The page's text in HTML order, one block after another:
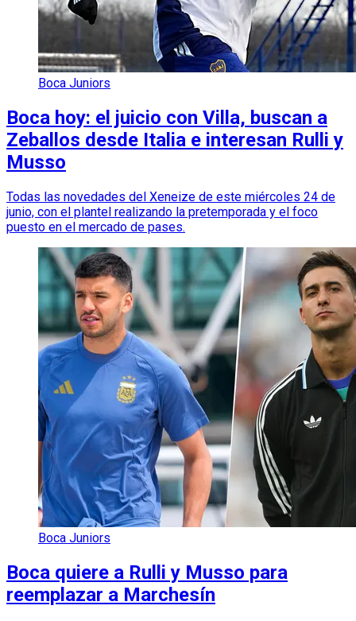
Boca Juniors
Boca hoy: el juicio con Villa, buscan a
Zeballos desde Italia e interesan Rulli y
Musso
Todas las novedades del Xeneize de este miércoles 24 de
junio, con el plantel realizando la pretemporada y el foco
puesto en el mercado de pases.
Boca Juniors
Boca quiere a Rulli y Musso para
reemplazar a Marchesín